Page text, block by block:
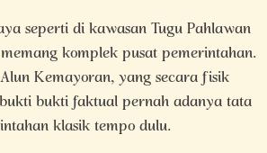
seperti di kawasan Tugu Pahlawan
komplek pusat pemerintahan.
Kemayoran, yang secara fisik
bukti faktual pernah adanya tata
klasik tempo dulu.